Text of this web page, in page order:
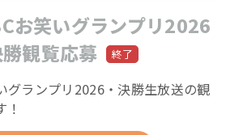
お笑いグランプリ2026
観覧応募
グランプリ2026・決勝生放送の観